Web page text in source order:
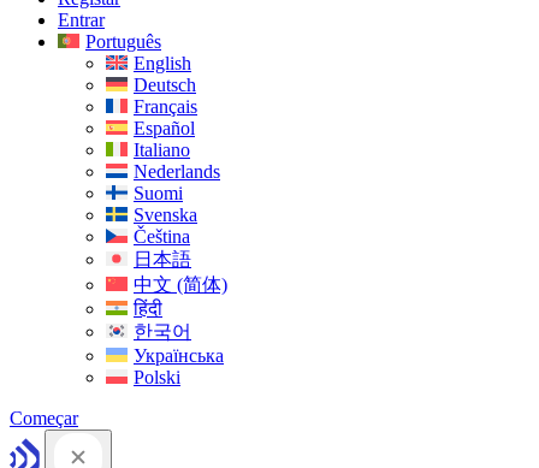
Entrar
Português
English
Deutsch
Français
Español
Italiano
Nederlands
Suomi
Svenska
Čeština
日本語
中文 (简体)
हिंदी
한국어
Українська
Polski
Começar